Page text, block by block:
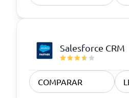
Salesforce CRM
COMPARAR